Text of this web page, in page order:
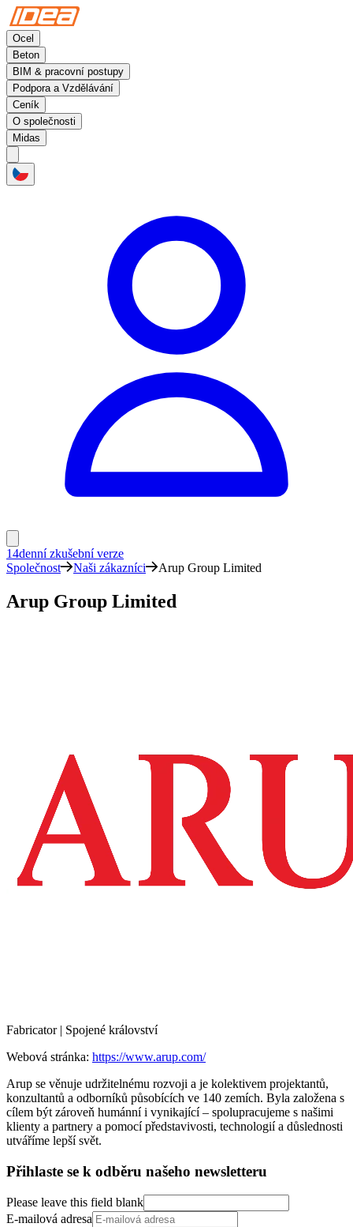
Ocel
Beton
BIM & pracovní postupy
Podpora a Vzdělávání
Ceník
O společnosti
Midas
14denní zkušební verze
Společnost
Naši zákazníci Arup Group Limited
Arup Group Limited
Fabricator | Spojené království
Webová stránka: https://www.arup.com/
Arup se věnuje udržitelnému rozvoji a je kolektivem projektantů,
konzultantů a odborníků působících ve 140 zemích. Byla založena s
cílem být zároveň humánní i vynikající – spolupracujeme s našimi
klienty a partnery a pomocí představivosti, technologií a důslednosti
utváříme lepší svět.
Přihlaste se k odběru našeho newsletteru
Please leave this field blank
E-mailová adresa